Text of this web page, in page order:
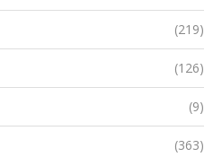
(219)
(126)
(9)
(363)